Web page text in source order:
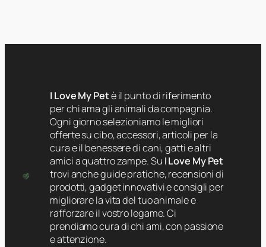
I Love My Petè il punto di riferimento
per chi ama gli animali da compagnia.
Ogni giorno selezioniamo le migliori
offerte su cibo, accessori, articoli per la
cura e il benessere di cani, gatti e altri
amici a quattro zampe. Su I Love My Pet
trovi anche guide pratiche, recensioni di
prodotti, gadget innovativi e consigli per
migliorare la vita del tuo animale e
rafforzare il vostro legame. Ci
prendiamo cura di chi ami, con passione
e attenzione.